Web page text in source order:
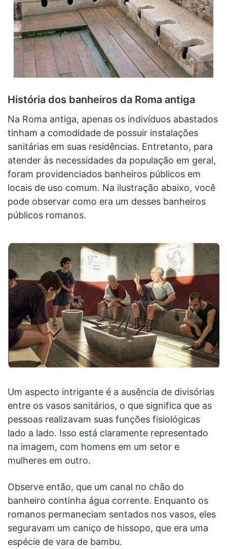
História dos banheiros da Roma antiga
Na Roma antiga, apenas os indivíduos abastados
tinham a comodidade de possuir instalações
sanitárias em suas residências. Entretanto, para
atender às necessidades da população em geral,
foram providenciados banheiros públicos em
locais de uso comum. Na ilustração abaixo, você
pode observar como era um desses banheiros
públicos romanos.
Um aspecto intrigante é a ausência de divisórias
entre os vasos sanitários, o que significa que as
pessoas realizavam suas funções fisiológicas
lado a lado. Isso está claramente representado
na imagem, com homens em um setor e
mulheres em outro.
Observe então, que um canal no chão do
banheiro continha água corrente. Enquanto os
romanos permaneciam sentados nos vasos, eles
seguravam um caniço de hissopo, que era uma
espécie de vara de bambu.